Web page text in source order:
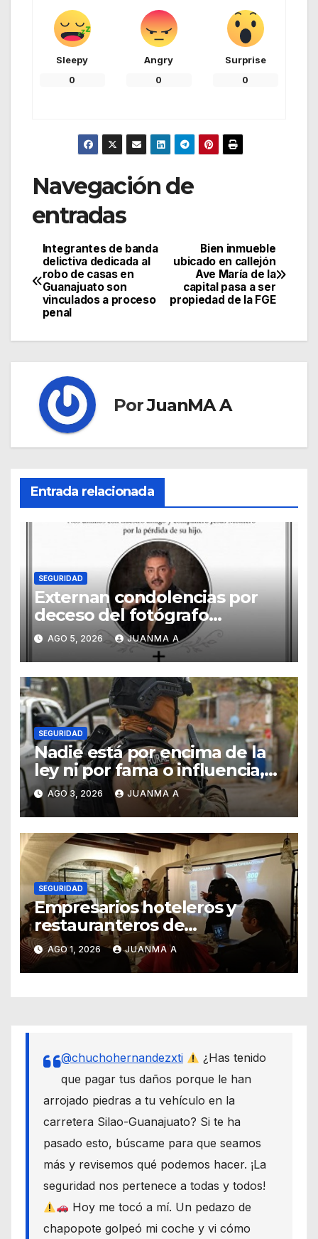
Sleepy
0
Angry
0
Surprise
0
Navegación de
entradas
Bien inmueble
ubicado en callejón
Ave María de la
capital pasa a ser
propiedad de la FGE
Integrantes de banda
delictiva dedicada al
robo de casas en
Guanajuato son
vinculados a proceso
penal
PorJuanMA A
Entrada relacionada
SEGURIDAD
Externan condolencias por
deceso del fotógrafo
Emmanuel Montero
AGO 5, 2026 JUANMA A
SEGURIDAD
Nadie está por encima de la
ley ni por fama o influencia,
afirmó titular de SSCG
AGO 3, 2026 JUANMA A
SEGURIDAD
Empresarios hoteleros y
restauranteros de
Guanajuato buscan frenar
intentos de extorsión
AGO 1, 2026 JUANMA A
@chuchohernandezxti
¿Has tenido
que pagar tus daños porque le han
arrojado piedras a tu vehículo en la
carretera Silao-Guanajuato? Si te ha
pasado esto, búscame para que seamos
más y revisemos qué podemos hacer. ¡La
seguridad nos pertenece a todas y todos!
Hoy me tocó a mí. Un pedazo de
chapopote golpeó mi coche y vi cómo